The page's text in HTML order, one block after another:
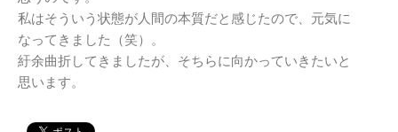
私はそういう状態が人間の本質だと感じたので、元気に
なってきました（笑）。
紆余曲折してきましたが、そちらに向かっていきたいと
思います。